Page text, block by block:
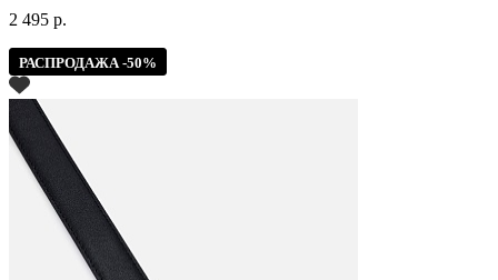
2 495 р.
РАСПРОДАЖА -50%